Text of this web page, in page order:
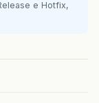
e Hotfix,